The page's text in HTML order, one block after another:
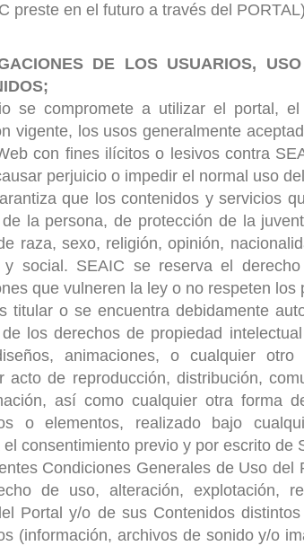
preste en el futuro a través del
DE LOS USUARIOS,
se compromete a utilizar el portal,
vigente, los usos generalmente
con fines ilícitos o lesivos contra
perjuicio o impedir el normal uso
que los contenidos y servicios
la persona, de protección de la
raza, sexo, religión, opinión,
y social. SEAIC se reserva el
que vulneren la ley o no respeten los
titular o se encuentra debidamente
los derechos de propiedad
animaciones, o cualquier
acto de reproducción, distribución,
así como cualquier otra forma
o elementos, realizado bajo
el consentimiento previo y por escrito de
Condiciones Generales de Uso del
de uso, alteración, explotación,
Portal y/o de sus Contenidos
(información, archivos de sonido y/o